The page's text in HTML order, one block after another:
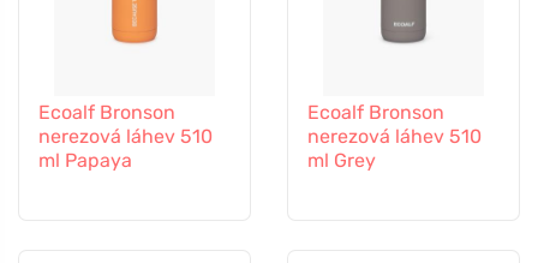
Ecoalf Bronson
nerezová láhev 510
ml Papaya
Ecoalf Bronson
nerezová láhev 510
ml Grey